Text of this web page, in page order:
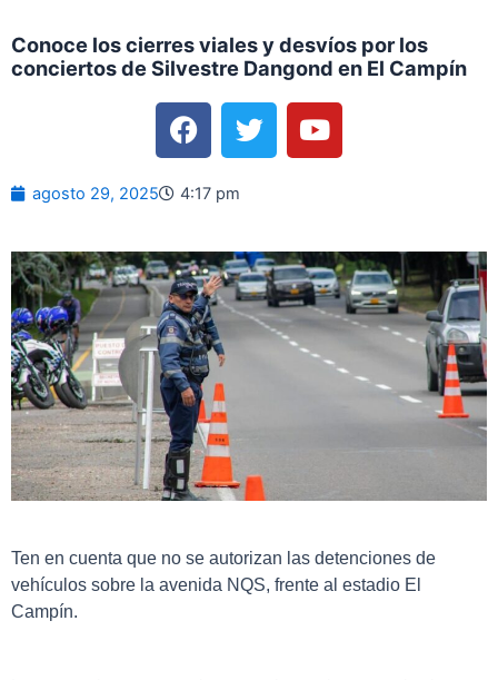
Conoce los cierres viales y desvíos por los
conciertos de Silvestre Dangond en El Campín
F
a
c
e
o
k
T
w
i
r
Y
o
u
e
agosto 29, 2025 4:17 pm
Ten en cuenta que no se autorizan las detenciones de
vehículos sobre la avenida NQS, frente al estadio El
Campín.